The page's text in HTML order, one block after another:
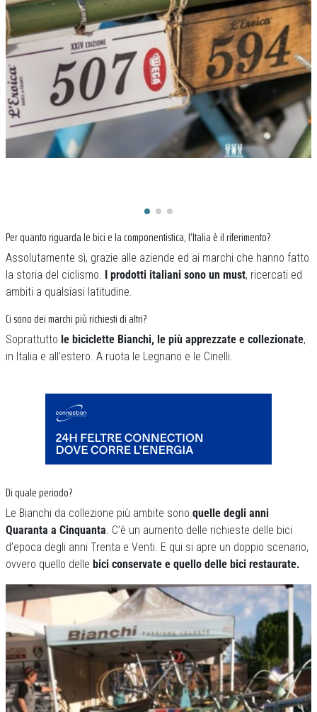
Per quanto riguarda le bici e la componentistica, l’Italia è il riferimento?
Assolutamente sì, grazie alle aziende ed ai marchi che hanno fatto
la storia del ciclismo.
I prodotti italiani sono un must, ricercati ed
ambiti a qualsiasi latitudine.
Ci sono dei marchi più richiesti di altri?
Soprattutto le biciclette Bianchi, le più apprezzate e collezionate,
in Italia e all’estero. A ruota le Legnano e le Cinelli.
Di quale periodo?
Le Bianchi da collezione più ambite sono quelle degli anni
Quaranta a Cinquanta. C’è un aumento delle richieste delle bici
d’epoca degli anni Trenta e Venti. E qui si apre un doppio scenario,
ovvero quello delle bici conservate e quello delle bici restaurate.